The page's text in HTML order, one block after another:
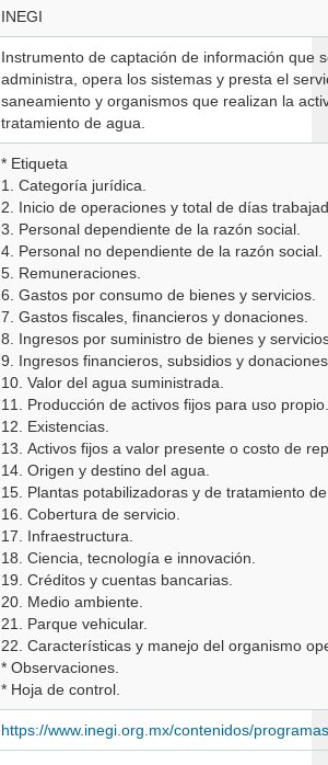
INEGI
Instrumento de captación de información que
administra, opera los sistemas y presta el
saneamiento y organismos que realizan la
tratamiento de agua.
* Etiqueta
1. Categoría jurídica.
2. Inicio de operaciones y total de días
3. Personal dependiente de la razón social.
4. Personal no dependiente de la razón social.
5. Remuneraciones.
6. Gastos por consumo de bienes y servicios.
7. Gastos fiscales, financieros y donaciones.
8. Ingresos por suministro de bienes y
9. Ingresos financieros, subsidios y
10. Valor del agua suministrada.
11. Producción de activos fijos para uso propio.
12. Existencias.
13. Activos fijos a valor presente o costo de
14. Origen y destino del agua.
15. Plantas potabilizadoras y de tratamiento
16. Cobertura de servicio.
17. Infraestructura.
18. Ciencia, tecnología e innovación.
19. Créditos y cuentas bancarias.
20. Medio ambiente.
21. Parque vehicular.
22. Características y manejo del organismo
* Observaciones.
* Hoja de control.
https://www.inegi.org.mx/contenidos/